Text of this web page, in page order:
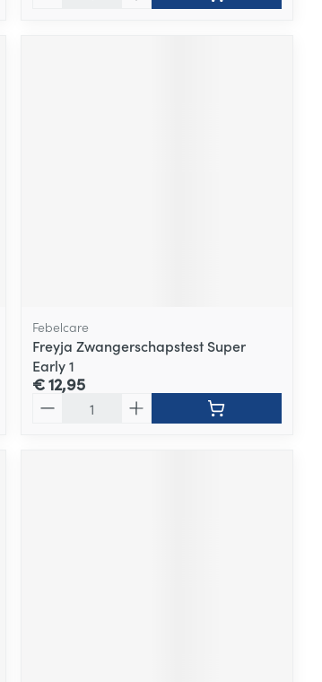
Febelcare
Freyja Zwangerschapstest Super
Early 1
€ 12,95